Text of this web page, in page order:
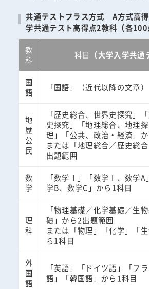
共通テストプラス方式 A方式高
学共通テスト高得点2教科（各100
教
科
科目 （大学入学共通
国
語
「国語」（近代以降の文章）
地
歴
公
民
「歴史総合、世界史探究」
史探究」「地理総合、地理
理」「公共、政治・経済」
または「地理総合／歴史総
出題範囲
数
学
「数学Ⅰ」「数学Ⅰ、数学
学B、数学C」から1科目
理
科
「物理基礎／化学基礎／生
礎」から2出題範囲
または「物理」「化学」「
ら1科目
外
国
語
「英語」「ドイツ語」「フ
語」「韓国語」から1科目